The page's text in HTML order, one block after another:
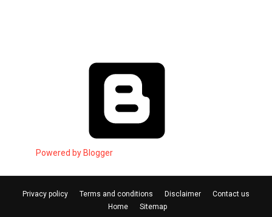
Powered by Blogger
Privacy policy Terms and conditions Disclaimer
Contact us
Home
Sitemap